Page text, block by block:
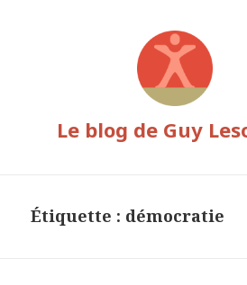
Le blog de Guy
Étiquette : démocratie